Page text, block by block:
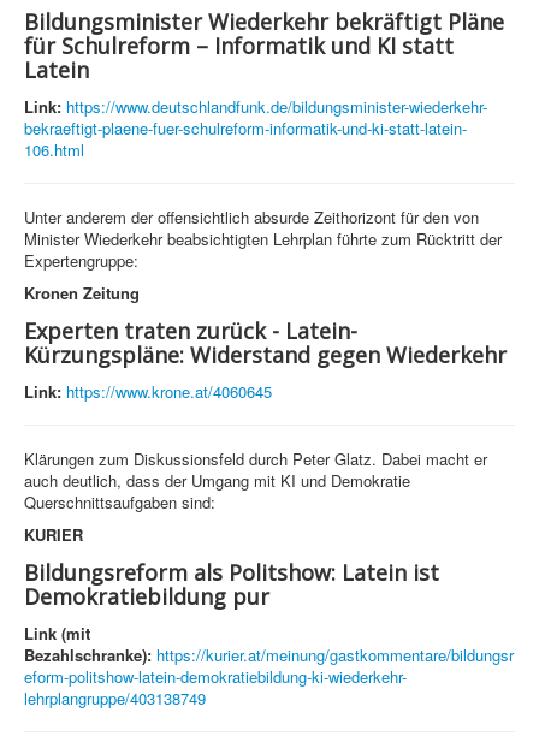
Bildungsminister Wiederkehr bekräftigt Pläne
für Schulreform – Informatik und KI statt
Latein
Link: https://www.deutschlandfunk.de/bildungsminister-wiederkehr-
bekraeftigt-plaene-fuer-schulreform-informatik-und-ki-statt-latein-
106.html
Unter anderem der offensichtlich absurde Zeithorizont für den von
Minister Wiederkehr beabsichtigten Lehrplan führte zum Rücktritt der
Expertengruppe:
Kronen Zeitung
Experten traten zurück - Latein-
Kürzungspläne: Widerstand gegen Wiederkehr
Link: https://www.krone.at/4060645
Klärungen zum Diskussionsfeld durch Peter Glatz. Dabei macht er
auch deutlich, dass der Umgang mit KI und Demokratie
Querschnittsaufgaben sind:
KURIER
Bildungsreform als Politshow: Latein ist
Demokratiebildung pur
Link (mit
Bezahlschranke): https://kurier.at/meinung/gastkommentare/bildungsr
eform-politshow-latein-demokratiebildung-ki-wiederkehr-
lehrplangruppe/403138749